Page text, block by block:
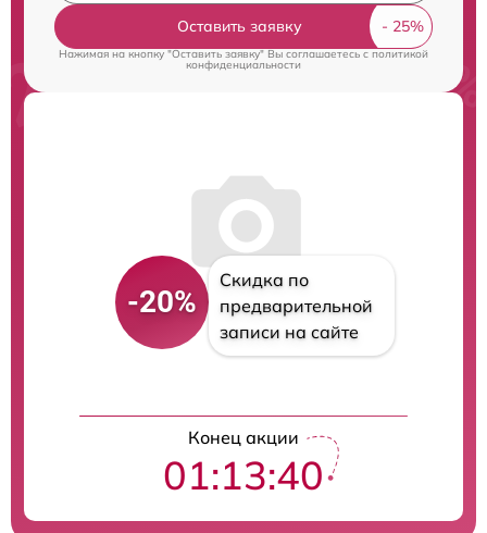
Оставить заявку
Нажимая на кнопку "Оставить заявку" Вы соглашаетесь cполитикой
конфиденциальности
-20%
Скидка по
предварительной
записи на сайте
Конец акции
01:13:39